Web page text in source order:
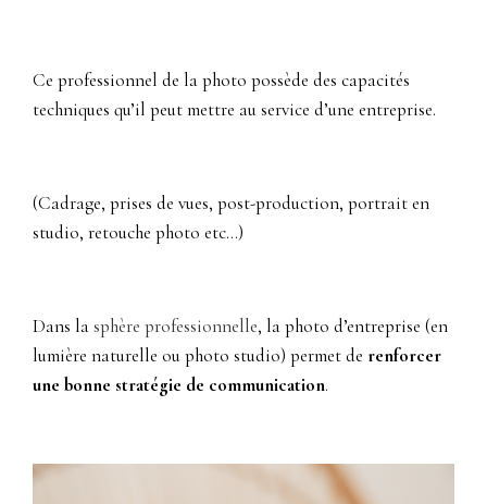
Ce professionnel de la photo possède des capacités
techniques qu’il peut mettre au service d’une entreprise.
(Cadrage, prises de vues, post-production, portrait en
studio, retouche photo etc…)
Dans lasphère professionnelle, la photo d’entreprise (en
lumière naturelle ou photo studio) permet de renforcer
une bonne stratégie de communication.